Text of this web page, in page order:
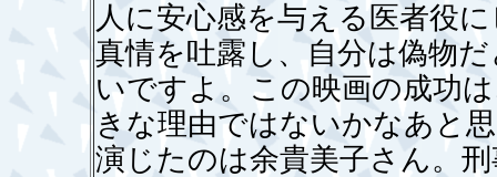
人に安心感を与える医者役
真情を吐露し、自分は偽物
いですよ。この映画の成功
きな理由ではないかなあと
演じたのは余貴美子さん。